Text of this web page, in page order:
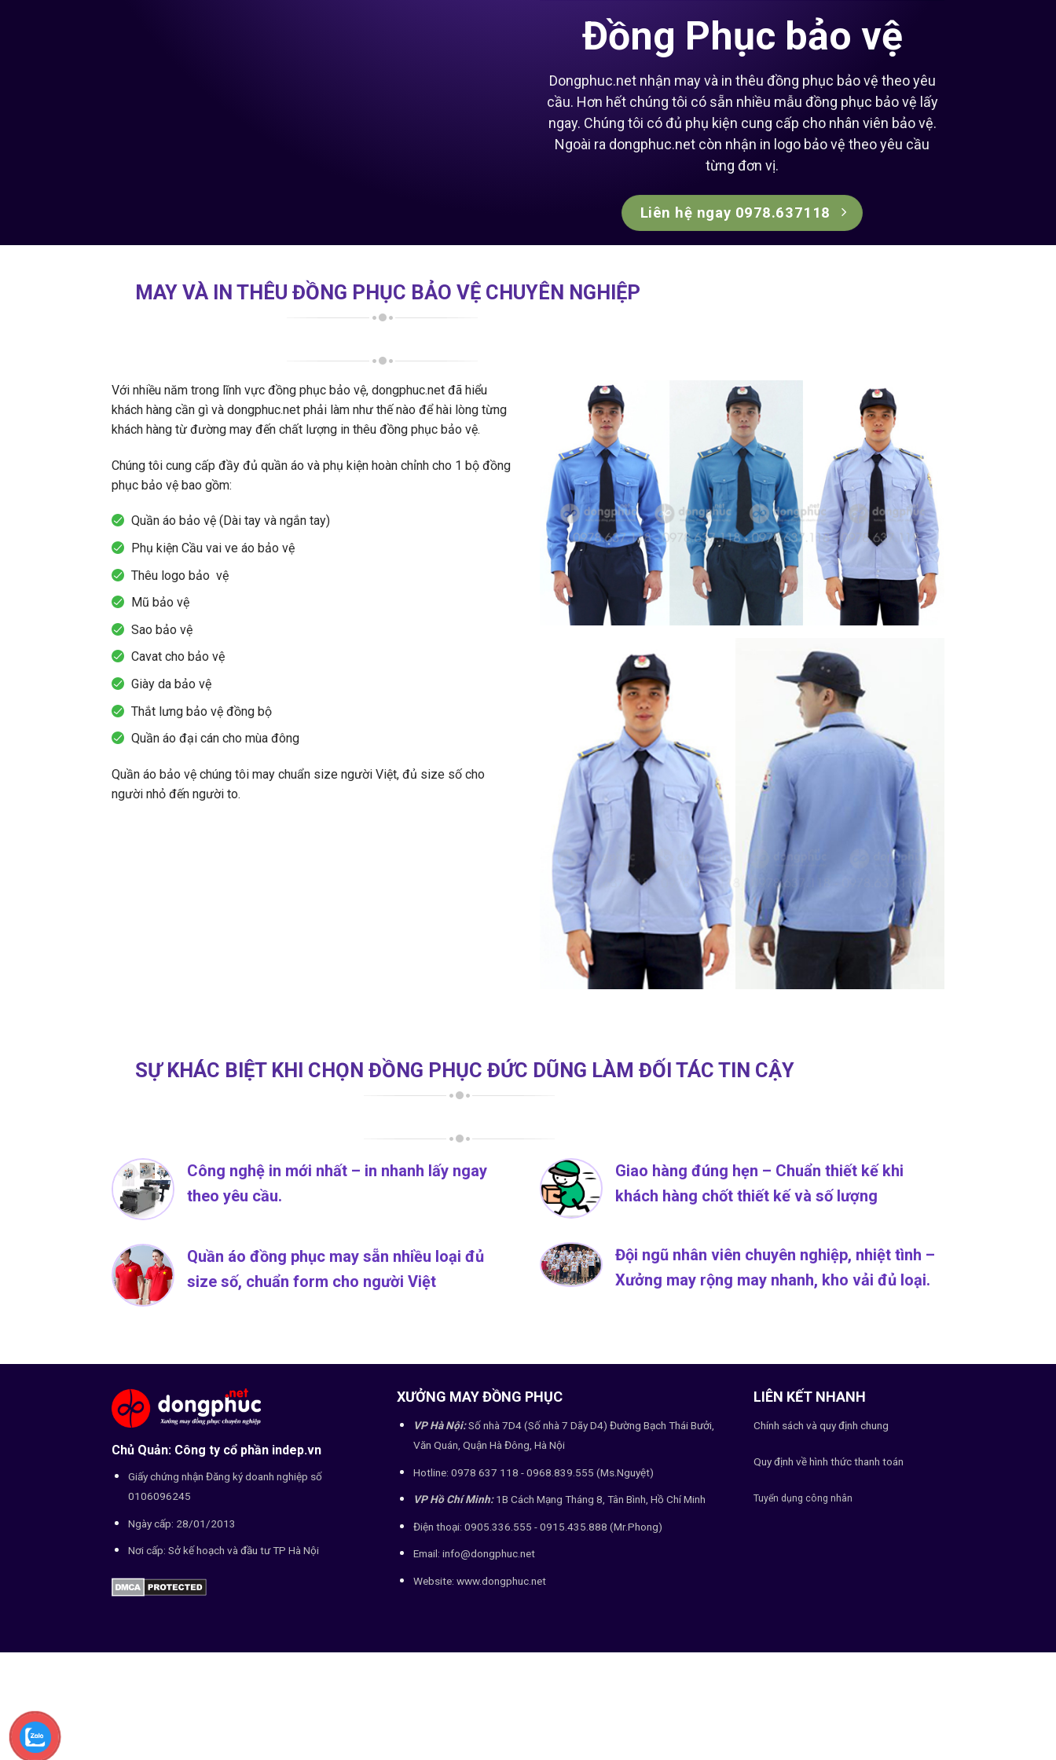
Đồng Phục bảo vệ
Dongphuc.net nhận may và in thêu đồng phục bảo vệ theo yêu
cầu. Hơn hết chúng tôi có sẵn nhiều mẫu đồng phục bảo vệ lấy
ngay. Chúng tôi có đủ phụ kiện cung cấp cho nhân viên bảo vệ.
Ngoài ra dongphuc.net còn nhận in logo bảo vệ theo yêu cầu
từng đơn vị.
Liên hệ ngay 0978.637118
MAY VÀ IN THÊU ĐỒNG PHỤC BẢO VỆ CHUYÊN NGHIỆP
Với nhiều năm trong lĩnh vực đồng phục bảo vệ, dongphuc.net đã hiểu
khách hàng cần gì và dongphuc.net phải làm như thế nào để hài lòng từng
khách hàng từ đường may đến chất lượng in thêu đồng phục bảo vệ.
Chúng tôi cung cấp đầy đủ quần áo và phụ kiện hoàn chỉnh cho 1 bộ đồng
phục bảo vệ bao gồm:
Quần áo bảo vệ (Dài tay và ngắn tay)
Phụ kiện Cầu vai ve áo bảo vệ
Thêu logo bảo vệ
Mũ bảo vệ
Sao bảo vệ
Cavat cho bảo vệ
Giày da bảo vệ
Thắt lưng bảo vệ đồng bộ
Quần áo đại cán cho mùa đông
Quần áo bảo vệ chúng tôi may chuẩn size người Việt, đủ size số cho
người nhỏ đến người to.
SỰ KHÁC BIỆT KHI CHỌN ĐỒNG PHỤC ĐỨC DŨNG LÀM ĐỐI TÁC TIN CẬY
Công nghệ in mới nhất – in nhanh lấy ngay
theo yêu cầu.
Quần áo đồng phục may sẵn nhiều loại đủ
size số, chuẩn form cho người Việt
Giao hàng đúng hẹn – Chuẩn thiết kế khi
khách hàng chốt thiết kế và số lượng
Đội ngũ nhân viên chuyên nghiệp, nhiệt tình –
Xưởng may rộng may nhanh, kho vải đủ loại.
Chủ Quản: Công ty cổ phần indep.vn
Giấy chứng nhận Đăng ký doanh nghiệp số
0106096245
Ngày cấp: 28/01/2013
Nơi cấp: Sở kế hoạch và đầu tư TP Hà Nội
XƯỞNG MAY ĐỒNG PHỤC
VP Hà Nội:Số nhà 7D4 (Số nhà 7 Dãy D4) Đường Bạch Thái Bưởi,
Văn Quán, Quận Hà Đông, Hà Nội
Hotline: 0978 637 118 - 0968.839.555 (Ms.Nguyệt)
VP Hồ Chí Minh:1B Cách Mạng Tháng 8, Tân Bình, Hồ Chí Minh
Điện thoại: 0905.336.555 - 0915.435.888 (Mr.Phong)
Email: info@dongphuc.net
Website:www.dongphuc.net
LIÊN KẾT NHANH
Chính sách và quy định chung
Quy định về hình thức thanh toán
Tuyển dụng công nhân